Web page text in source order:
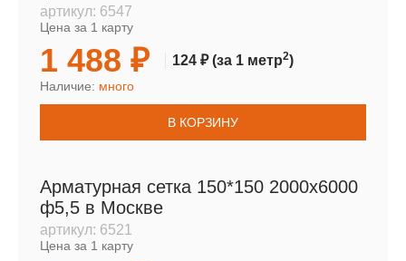
артикул: 6547
Цена за 1 карту
1 488 ₽ 124 ₽(за 1 метр2)
Наличие: много
В КОРЗИНУ
Арматурная сетка 150*150 2000х6000
ф5,5 в Москве
артикул: 6521
Цена за 1 карту